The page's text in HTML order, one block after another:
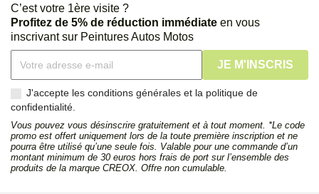
C’est votre 1ère visite ?
Profitez de 5% de réduction immédiate en vous
inscrivant sur Peintures Autos Motos
J'accepte les conditions générales et la politique de
confidentialité.
Vous pouvez vous désinscrire gratuitement et à tout moment. *Le code
promo est offert uniquement lors de la toute première inscription et ne
pourra être utilisé qu’une seule fois. Valable pour une commande d’un
montant minimum de 30 euros hors frais de port sur l’ensemble des
produits de la marque CREOX. Offre non cumulable.